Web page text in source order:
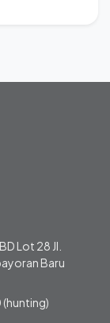
Lot 28 Jl.
Baru